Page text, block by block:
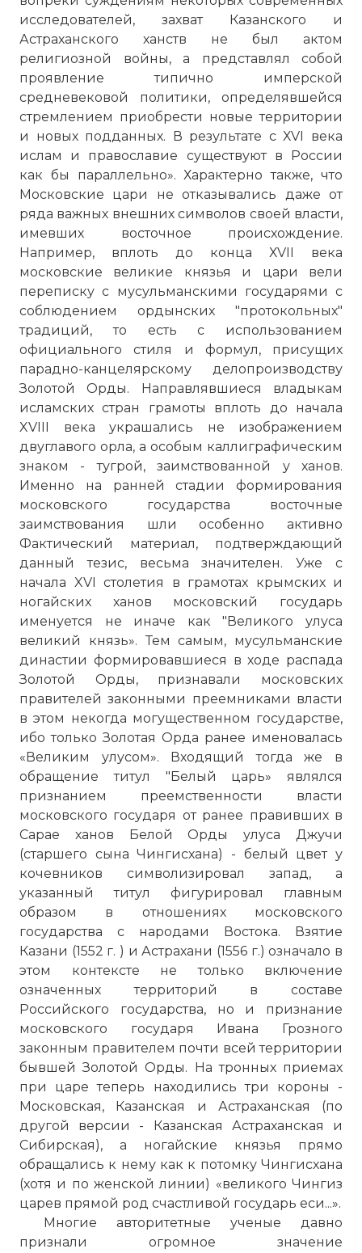
исследователей, захват Казанского и
Астраханского ханств не был актом
религиозной войны, а представлял собой
проявление типично имперской
средневековой политики, определявшейся
стремлением приобрести новые территории
и новых подданных. В результате с ХVI века
ислам и православие существуют в России
как бы параллельно». Характерно также, что
Московские цари не отказывались даже от
ряда важных внешних символов своей власти,
имевших восточное происхождение.
Например, вплоть до конца ХVII века
московские великие князья и цари вели
переписку с мусульманскими государями с
соблюдением ордынских "протокольных"
традиций, то есть с использованием
официального стиля и формул, присущих
парадно-канцелярскому делопроизводству
Золотой Орды. Направлявшиеся владыкам
исламских стран грамоты вплоть до начала
XVIII века украшались не изображением
двуглавого орла, а особым каллиграфическим
знаком - тугрой, заимствованной у ханов.
Именно на ранней стадии формирования
московского государства восточные
заимствования шли особенно активно
Фактический материал, подтверждающий
данный тезис, весьма значителен. Уже с
начала XVI столетия в грамотах крымских и
ногайских ханов московский государь
именуется не иначе как "Великого улуса
великий князь». Тем самым, мусульманские
династии формировавшиеся в ходе распада
Золотой Орды, признавали московских
правителей законными преемниками власти
в этом некогда могущественном государстве,
ибо только Золотая Орда ранее именовалась
«Великим улусом». Входящий тогда же в
обращение титул "Белый царь» являлся
признанием преемственности власти
московского государя от ранее правивших в
Сарае ханов Белой Орды улуса Джучи
(старшего сына Чингисхана) - белый цвет у
кочевников символизировал запад, а
указанный титул фигурировал главным
образом в отношениях московского
государства с народами Востока. Взятие
Казани (1552 г. ) и Астрахани (1556 г.) означало в
этом контексте не только включение
означенных территорий в составе
Российского государства, но и признание
московского государя Ивана Грозного
законным правителем почти всей территории
бывшей Золотой Орды. На тронных приемах
при царе теперь находились три короны -
Московская, Казанская и Астраханская (по
другой версии - Казанская Астраханская и
Сибирская), а ногайские князья прямо
обращались к нему как к потомку Чингисхана
(хотя и по женской линии) «великого Чингиз
царев прямой род счастливой государь еси...».
Многие авторитетные ученые давно
признали огромное значение